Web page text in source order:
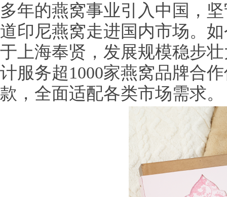
多年的燕窝事业引入中国，
道印尼燕窝走进国内市场。
于上海奉贤，发展规模稳步
计服务超1000家燕窝品牌合
款，全面适配各类市场需求。